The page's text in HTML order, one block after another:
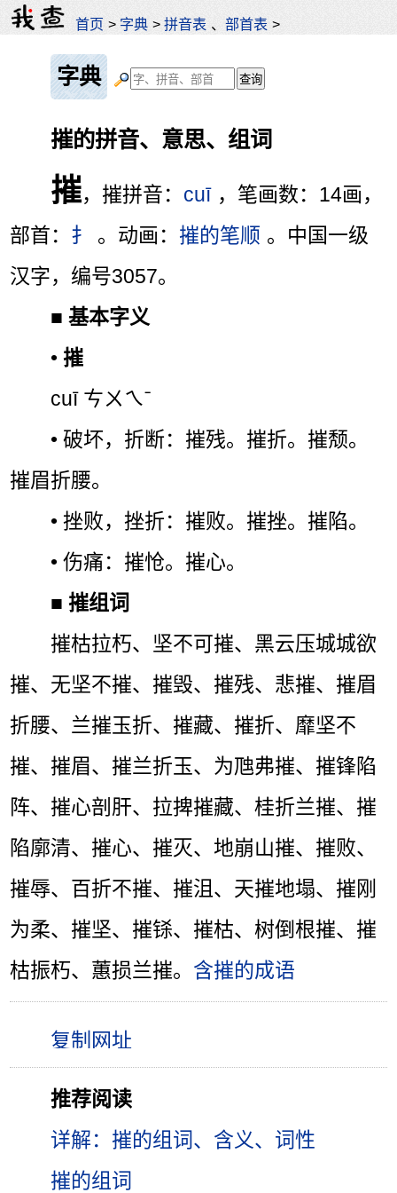
首页 > 字典 >拼音表 、部首表 >
字典
摧的拼音、意思、组词
摧，摧拼音： cuī ，笔画数：14画，
部首： 扌 。动画： 摧的笔顺 。中国一级
汉字，编号3057。
■基本字义
•摧
cuī ㄘㄨㄟˉ
• 破坏，折断：摧残。摧折。摧颓。
摧眉折腰。
• 挫败，挫折：摧败。摧挫。摧陷。
• 伤痛：摧怆。摧心。
■摧组词
摧枯拉朽、坚不可摧、黑云压城城欲
摧、无坚不摧、摧毁、摧残、悲摧、摧眉
折腰、兰摧玉折、摧藏、摧折、靡坚不
摧、摧眉、摧兰折玉、为虺弗摧、摧锋陷
阵、摧心剖肝、拉捭摧藏、桂折兰摧、摧
陷廓清、摧心、摧灭、地崩山摧、摧败、
摧辱、百折不摧、摧沮、天摧地塌、摧刚
为柔、摧坚、摧铩、摧枯、树倒根摧、摧
枯振朽、蕙损兰摧。 含摧的成语
推荐阅读
详解：摧的组词、含义、词性
摧的组词